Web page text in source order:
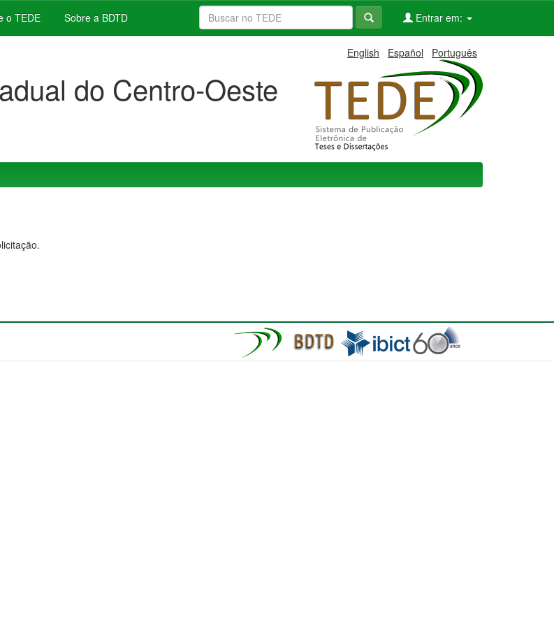
o TEDE Sobre a BDTD Entrar em:
English Español Português
do Centro-Oeste